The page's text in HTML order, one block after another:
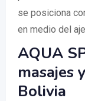
se posiciona
en medio del
AQUA
masajes
Bolivia